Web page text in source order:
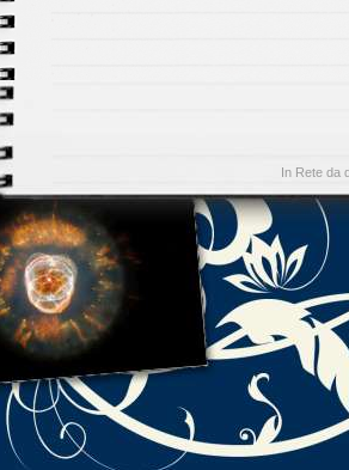
In Rete da